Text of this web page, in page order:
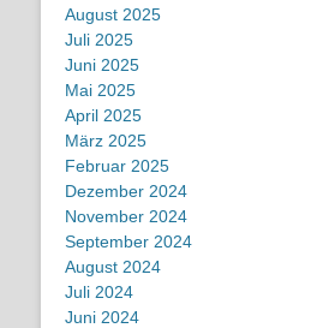
August 2025
Juli 2025
Juni 2025
Mai 2025
April 2025
März 2025
Februar 2025
Dezember 2024
November 2024
September 2024
August 2024
Juli 2024
Juni 2024